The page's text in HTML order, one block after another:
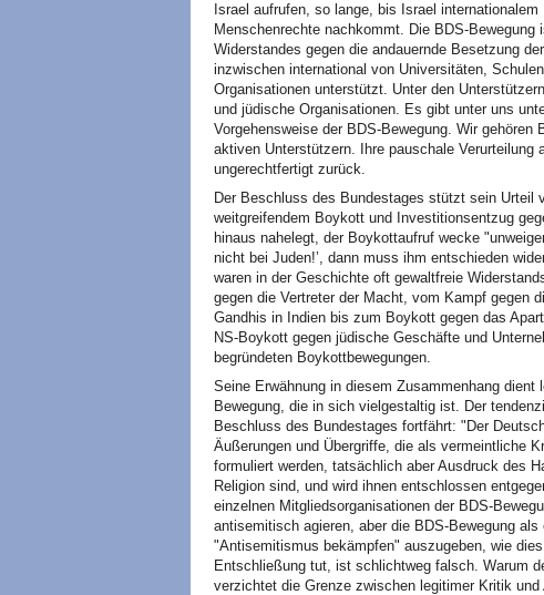
Israel aufrufen, so lange, bis Israel
Menschenrechte nachkommt. Die BDS-
Widerstandes gegen die andauernde Besetzung
inzwischen international von Universitäten,
Organisationen unterstützt. Unter den
und jüdische Organisationen. Es gibt unter uns
Vorgehensweise der BDS-Bewegung. Wir
aktiven Unterstützern. Ihre pauschale
ungerechtfertigt zurück.
Der Beschluss des Bundestages stützt sein Urteil
weitgreifendem Boykott und Investitionsentzug
hinaus nahelegt, der Boykottaufruf wecke
nicht bei Juden!’, dann muss ihm entschieden
waren in der Geschichte oft gewaltfreie
gegen die Vertreter der Macht, vom Kampf gegen
Gandhis in Indien bis zum Boykott gegen das
NS-Boykott gegen jüdische Geschäfte und
begründeten Boykottbewegungen.
Seine Erwähnung in diesem Zusammenhang
Bewegung, die in sich vielgestaltig ist. Der
Beschluss des Bundestages fortfährt: "Der
Äußerungen und Übergriffe, die als vermeintliche
formuliert werden, tatsächlich aber Ausdruck des
Religion sind, und wird ihnen entschlossen
einzelnen Mitgliedsorganisationen der BDS-
antisemitisch agieren, aber die BDS-Bewegung als
"Antisemitismus bekämpfen" auszugeben, wie
Entschließung tut, ist schlichtweg falsch. Warum
verzichtet die Grenze zwischen legitimer Kritik